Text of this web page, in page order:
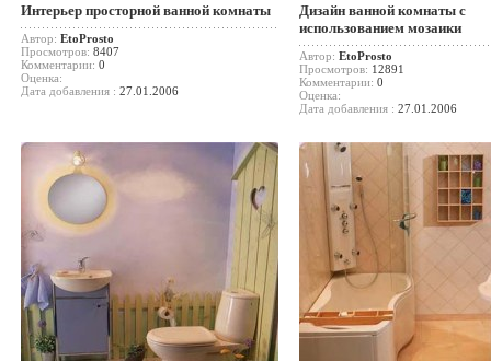
Интерьер просторной ванной комнаты
Автор: EtoProsto
Просмотров: 8407
Комментарии: 0
Оценка:
Дата добавления : 27.01.2006
Дизайн ванной комнаты с
использованием мозаики
Автор: EtoProsto
Просмотров: 12891
Комментарии: 0
Оценка:
Дата добавления : 27.01.2006